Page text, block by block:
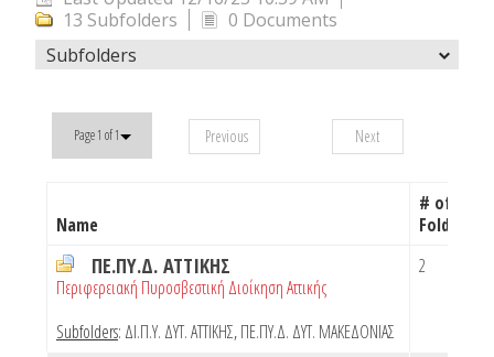
13 Subfolders
0 Documents
Subfolders
Page 1 of 1 Previous Next
Name
# of
Folders
ΠΕ.ΠΥ.Δ. ΑΤΤΙΚΗΣ
Περιφερειακή Πυροσβεστική Διοίκηση Αττικής
Subfolders: ΔΙ.Π.Υ. ΔΥΤ. ΑΤΤΙΚΗΣ,ΠΕ.ΠΥ.Δ. ΔΥΤ. ΜΑΚΕΔΟΝΙΑΣ
2